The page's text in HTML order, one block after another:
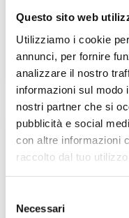
Questo sito web
Utilizziamo i cookie
annunci, per fornire
analizzare il nostro
informazioni sul modo
nostri partner che si
pubblicità e social
con altre informazioni
raccolto dal tuo
delNecessari
Via Ospedale di
Puglia -Bari
ASL Bari –